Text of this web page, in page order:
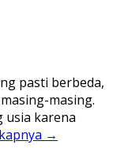
pasti berbeda,
masing.
usia karena
→